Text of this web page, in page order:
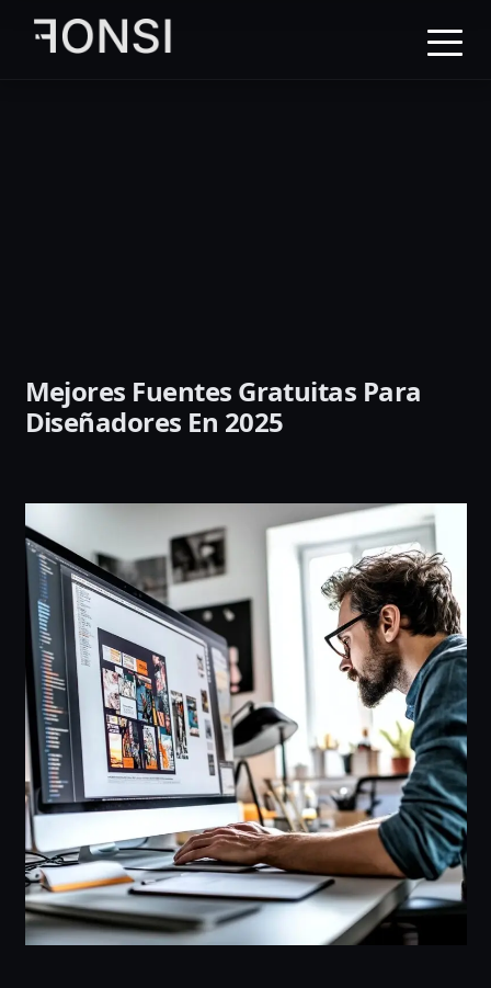
contenido
Mejores Fuentes Gratuitas Para
Diseñadores En 2025